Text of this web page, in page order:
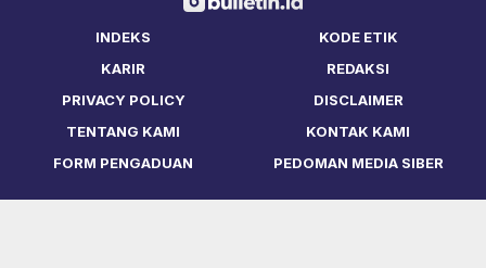
INDEKS
KODE ETIK
KARIR
REDAKSI
PRIVACY POLICY
DISCLAIMER
TENTANG KAMI
KONTAK KAMI
FORM PENGADUAN
PEDOMAN MEDIA SIBER